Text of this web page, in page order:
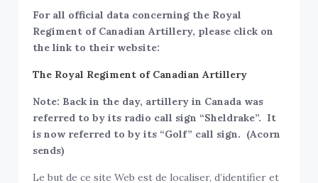
For all official data concerning the Royal
Regiment of Canadian Artillery, please click on
the link to their website:
The Royal Regiment of Canadian Artillery
Note: Back in the day, artillery in Canada was
referred to by its radio call sign “Sheldrake”. It
is now referred to by its “Golf” call sign. (Acorn
sends)
Le but de ce site Web est de localiser, d’identifier et